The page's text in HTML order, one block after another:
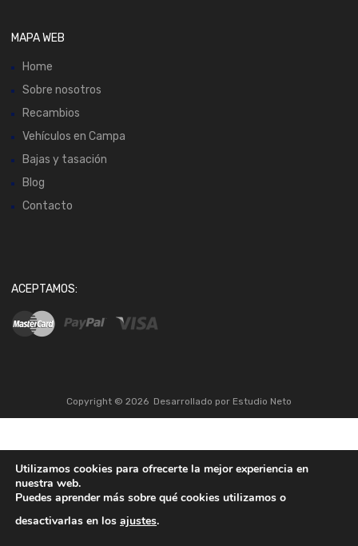
MAPA WEB
Home
Sobre nosotros
Recambios
Vehículos en Campa
Bajas y tasación
Blog
Contacto
ACEPTAMOS:
Copyright © 2026 Desarrollado por Estudio Neto
Utilizamos cookies para ofrecerte la mejor experiencia en
nuestra web.
Puedes aprender más sobre qué cookies utilizamos o
desactivarlas en los ajustes.